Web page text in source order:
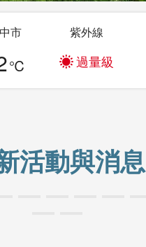
市
℃
紫外線
過量級
活動與消息
組織論壇